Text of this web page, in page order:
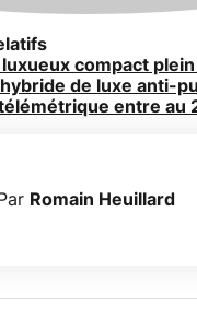
luxueux compact
hybride de luxe anti-
entre au
Par Romain Heuillard